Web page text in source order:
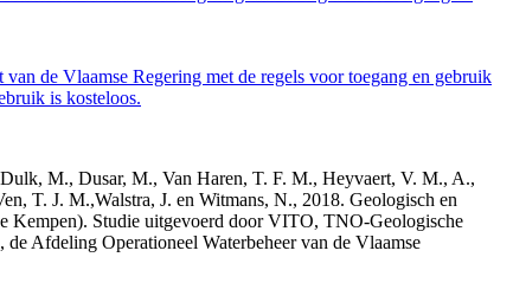
de Vlaamse Regering met de regels voor toegang en gebruik
is kosteloos.
M., Dusar, M., Van Haren, T. F. M., Heyvaert, V. M., A.,
T. J. M.,Walstra, J. en Witmans, N., 2018. Geologisch en
Kempen). Studie uitgevoerd door VITO, TNO-Geologische
Afdeling Operationeel Waterbeheer van de Vlaamse